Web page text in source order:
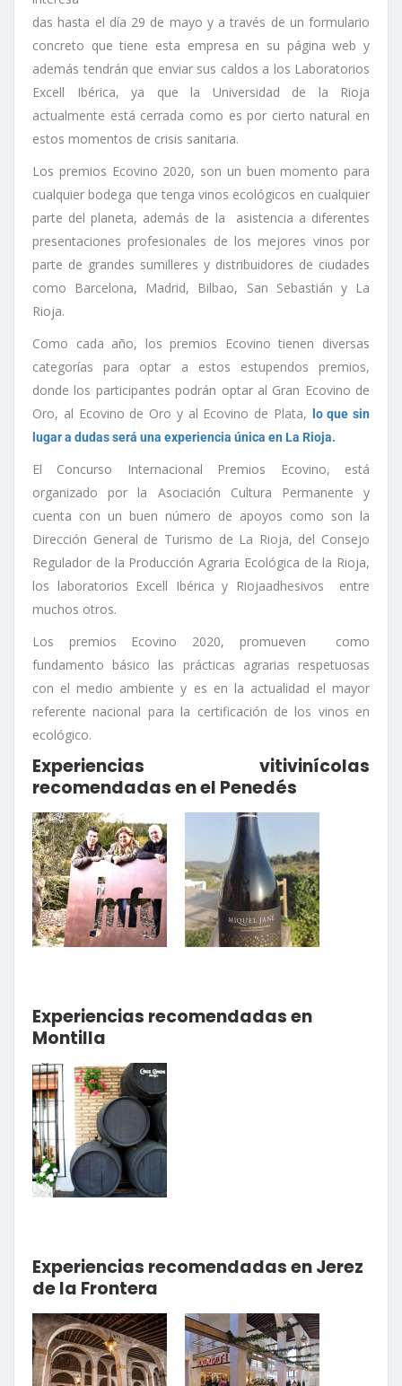
das hasta el día 29 de mayo y a través de un formulario
concreto que tiene esta empresa en su página web y
además tendrán que enviar sus caldos a los Laboratorios
Excell Ibérica, ya que la Universidad de la Rioja
actualmente está cerrada como es por cierto natural en
estos momentos de crisis sanitaria.
Los premios Ecovino 2020, son un buen momento para
cualquier bodega que tenga vinos ecológicos en cualquier
parte del planeta, además de la asistencia a diferentes
presentaciones profesionales de los mejores vinos por
parte de grandes sumilleres y distribuidores de ciudades
como Barcelona, Madrid, Bilbao, San Sebastián y La
Rioja.
Como cada año, los premios Ecovino tienen diversas
categorías para optar a estos estupendos premios,
donde los participantes podrán optar al Gran Ecovino de
Oro, al Ecovino de Oro y al Ecovino de Plata,
lo que sin
lugar a dudas será una experiencia única en La Rioja.
El Concurso Internacional Premios Ecovino, está
organizado por la Asociación Cultura Permanente y
cuenta con un buen número de apoyos como son la
Dirección General de Turismo de La Rioja, del Consejo
Regulador de la Producción Agraria Ecológica de la Rioja,
los laboratorios Excell Ibérica y Riojaadhesivos entre
muchos otros.
Los premios Ecovino 2020, promueven como
fundamento básico las prácticas agrarias respetuosas
con el medio ambiente y es en la actualidad el mayor
referente nacional para la certificación de los vinos en
ecológico.
Experiencias vitivinícolas
recomendadas en el Penedés
Experiencias recomendadas en
Montilla
Experiencias recomendadas en Jerez
de la Frontera